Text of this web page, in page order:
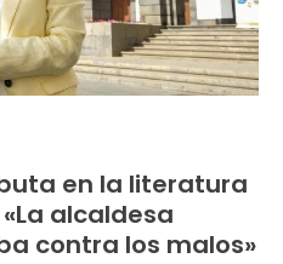
en la literatura
alcaldesa
contra los malos»